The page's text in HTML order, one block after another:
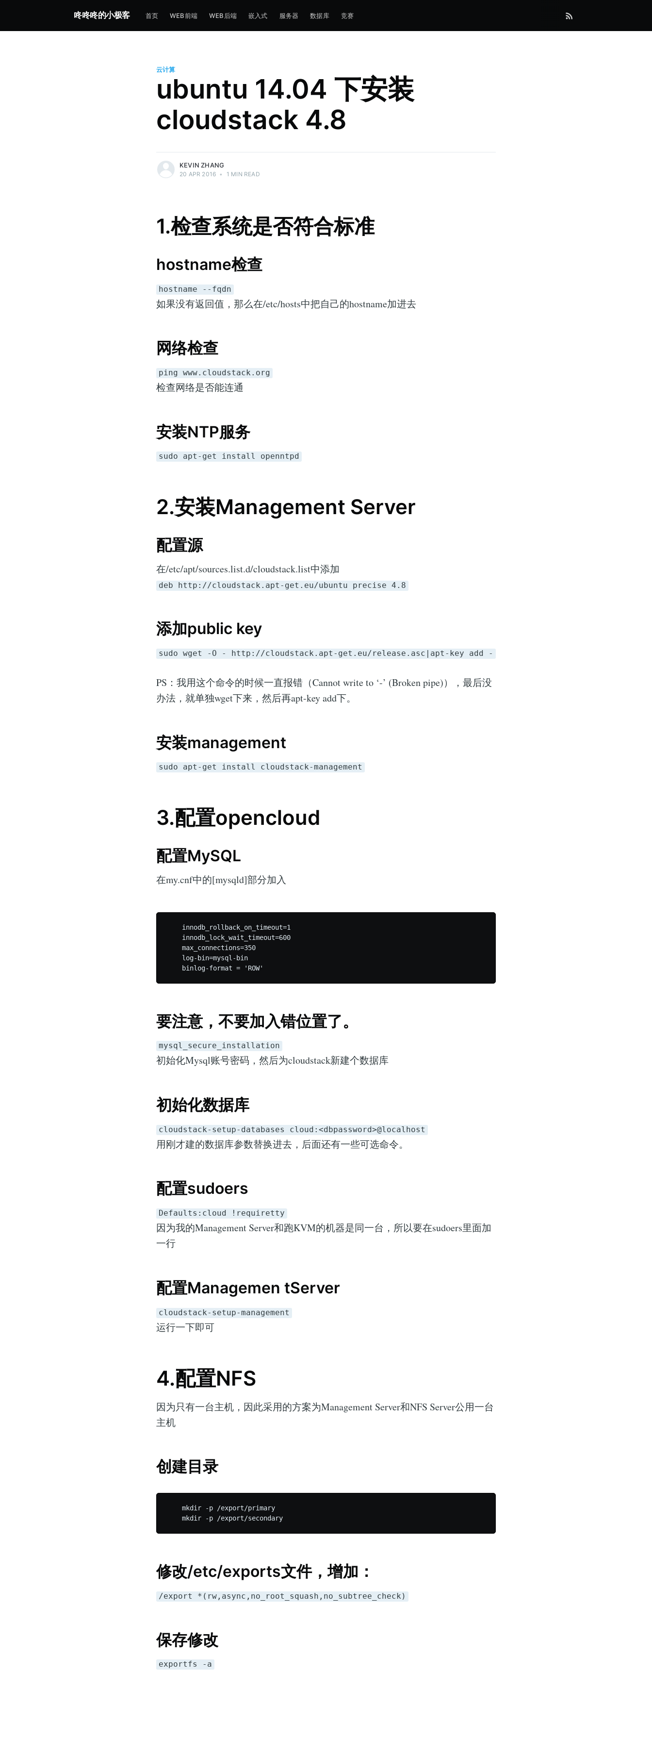
咚咚咚的小极客 首页 WEB前端 WEB后端 嵌入式 服务器 数据库 竞赛
云计算
ubuntu 14.04 下安装
cloudstack 4.8
KEVIN ZHANG
20 APR 2016 • 1 MIN READ
1.检查系统是否符合标准
hostname检查
hostname --fqdn
如果没有返回值，那么在/etc/hosts中把自己的hostname加进去
网络检查
ping www.cloudstack.org
检查网络是否能连通
安装NTP服务
sudo apt-get install openntpd
2.安装Management Server
配置源
在/etc/apt/sources.list.d/cloudstack.list中添加
deb http://cloudstack.apt-get.eu/ubuntu precise 4.8
添加public key
sudo wget -O - http://cloudstack.apt-get.eu/release.asc|apt-key add -
PS：我用这个命令的时候一直报错（Cannot write to ‘-’ (Broken pipe)），最后没
办法，就单独wget下来，然后再apt-key add下。
安装management
sudo apt-get install cloudstack-management
3.配置opencloud
配置MySQL
在my.cnf中的[mysqld]部分加入
    innodb_rollback_on_timeout=1
    innodb_lock_wait_timeout=600
    max_connections=350
    log-bin=mysql-bin
要注意，不要加入错位置了。
mysql_secure_installation
初始化Mysql账号密码，然后为cloudstack新建个数据库
初始化数据库
cloudstack-setup-databases cloud:<dbpassword>@localhost
用刚才建的数据库参数替换进去，后面还有一些可选命令。
配置sudoers
Defaults:cloud !requiretty
因为我的Management Server和跑KVM的机器是同一台，所以要在sudoers里面加
一行
配置Managemen tServer
cloudstack-setup-management
运行一下即可
4.配置NFS
因为只有一台主机，因此采用的方案为Management Server和NFS Server公用一台
主机
创建目录
    mkdir -p /export/primary
修改/etc/exports文件，增加：
/export *(rw,async,no_root_squash,no_subtree_check)
保存修改
exportfs -a